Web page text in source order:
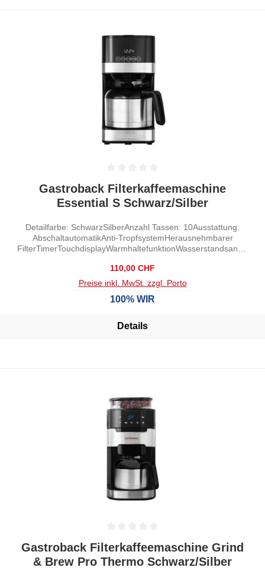
Durchschnittliche Bewertung von 0 von 5 Sternen
Gastroback Filterkaffeemaschine
Essential S Schwarz/Silber
Detailfarbe: SchwarzSilberAnzahl Tassen: 10Ausstattung:
AbschaltautomatikAnti-TropfsystemHerausnehmbarer
FilterTimerTouchdisplayWarmhaltefunktionWasserstandsanzei
Regulärer Preis:
110,00 CHF
Preise inkl. MwSt. zzgl. Porto
100% WIR
Details
Durchschnittliche Bewertung von 0 von 5 Sternen
Gastroback Filterkaffeemaschine Grind
& Brew Pro Thermo Schwarz/Silber